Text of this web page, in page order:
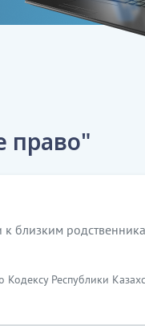
право"
к близким
Республики